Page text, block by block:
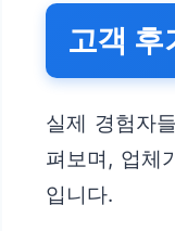
고객 후
실제 경험자
펴보며, 업체
입니다.